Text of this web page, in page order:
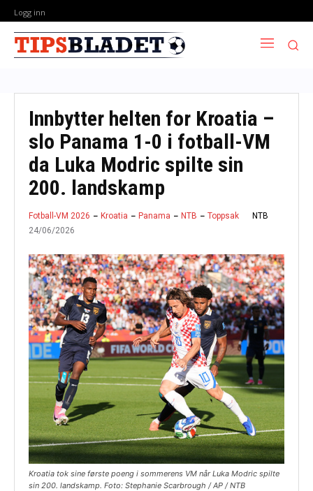
Logg inn
Innbytter helten for Kroatia –
slo Panama 1-0 i fotball-VM
da Luka Modric spilte sin
200. landskamp
Fotball-VM 2026 Kroatia Panama NTB Toppsak
NTB
24/06/2026
Kroatia tok sine første poeng i sommerens VM når Luka Modric spilte
sin 200. landskamp. Foto: Stephanie Scarbrough / AP / NTB